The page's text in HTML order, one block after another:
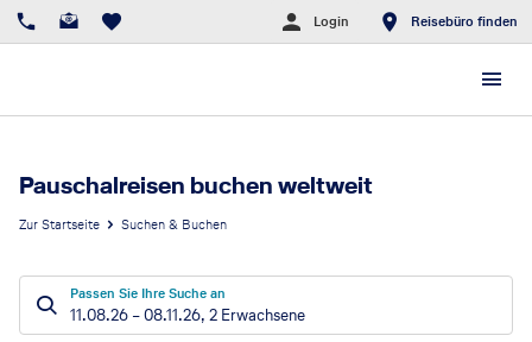
Login Reisebüro finden
Pauschalreisen buchen weltweit
Zur Startseite Suchen & Buchen
Passen Sie Ihre Suche an
11.08.26 –08.11.26, 2 Erwachsene